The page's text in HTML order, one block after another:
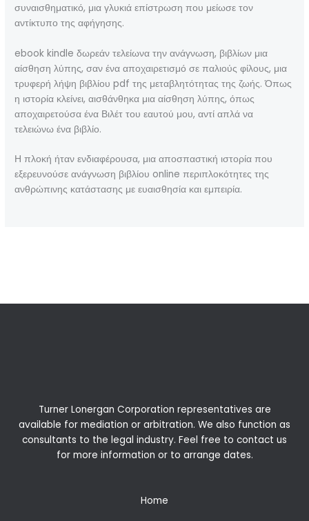
συναισθηματικό, μια γλυκιά επίστρωση που μείωσε τον
αντίκτυπο της αφήγησης.
ebook kindle δωρεάν τελείωνα την ανάγνωση, βιβλίων μια
αίσθηση λύπης, σαν ένα αποχαιρετισμό σε παλιούς φίλους, μια
τρυφερή λήψη βιβλίου pdf της μεταβλητότητας της ζωής. Όπως
η ιστορία κλείνει, αισθάνθηκα μια αίσθηση λύπης, όπως
αποχαιρετούσα ένα Βιλέτ του εαυτού μου, αντί απλά να
τελειώνω ένα βιβλίο.
Η πλοκή ήταν ενδιαφέρουσα, μια αποσπαστική ιστορία που
εξερευνούσε ανάγνωση βιβλίου online περιπλοκότητες της
ανθρώπινης κατάστασης με ευαισθησία και εμπειρία.
Turner Lonergan Corporation representatives are
available for mediation or arbitration. We also function as
consultants to the legal industry. Feel free to contact us
for more information or to arrange dates.
Home